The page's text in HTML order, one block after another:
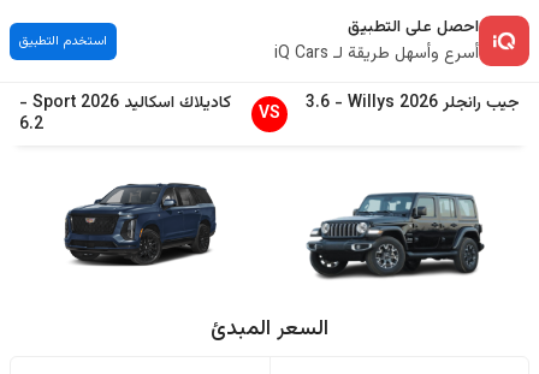
احصل على التطبيق
أسرع وأسهل طريقة لـ iQ Cars
استخدم التطبيق
جيب رانجلر2026
Willys
-
3.6
VS كاديلاكاسكاليد 2026
Sport
-
6.2
السعر المبدئ